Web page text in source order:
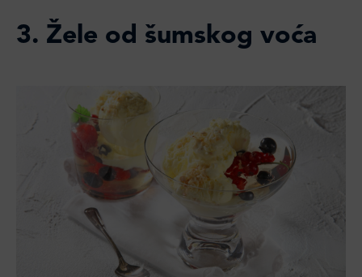
3. Žele od šumskog voća